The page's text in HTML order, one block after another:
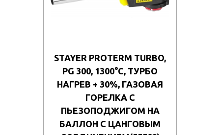
STAYER PROTERM TURBO,
PG 300, 1300°C, ТУРБО
НАГРЕВ + 30%, ГАЗОВАЯ
ГОРЕЛКА С
ПЬЕЗОПОДЖИГОМ НА
БАЛЛОН С ЦАНГОВЫМ